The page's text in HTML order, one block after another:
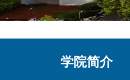
学院简介